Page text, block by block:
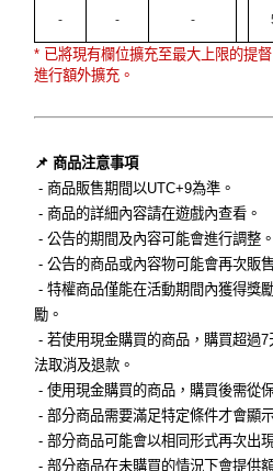
- - -
* 已將現有欄位擴充至最大上限的提
進行額外擴充。
📌 商品注意事項
- 商品販售期間以UTC+9為準。
- 商品的詳細內容請在遊戲內查看。
- 公告的期間及內容可能會進行調整。
- 公告的商品或內容物可能會再次販
- 特權商品僅能在活動期間內獲得獎
勵。
- 若使用現金購買的商品，購買超過
法取消及退款。
- 使用現金購買的商品，購買後需從
- 部分商品需要滿足特定條件才會顯
- 部分商品可能會以相同形式再次出
- 部分商品在未購買的情況下會提供